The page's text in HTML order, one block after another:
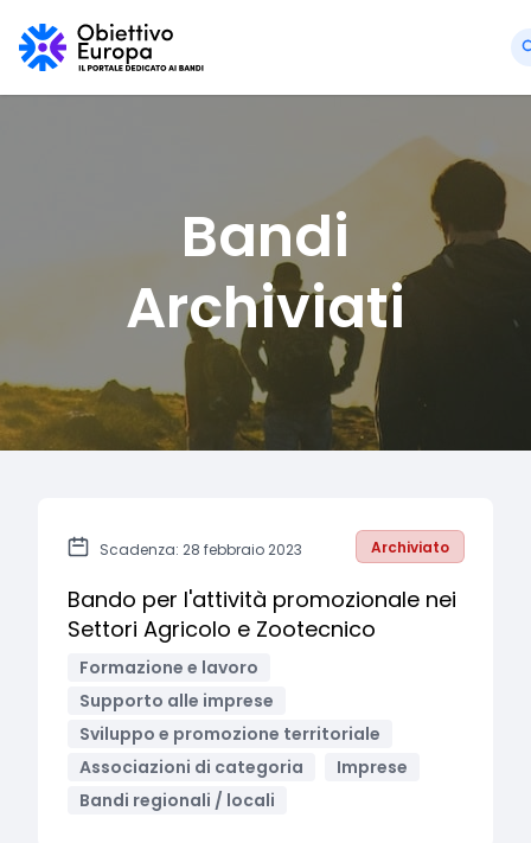
Bandi
Archiviati
Scadenza: 28 febbraio 2023 Archiviato
Bando per l'attività promozionale nei
Settori Agricolo e Zootecnico
Formazione e lavoro
Supporto alle imprese
Sviluppo e promozione territoriale
Associazioni di categoria
Imprese
Bandi regionali / locali